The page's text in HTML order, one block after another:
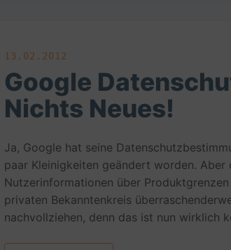
13.02.2012
Google
Nichts Neues!
Ja, Google hat seine
paar Kleinigkeiten geändert worden.
Nutzerinformationen über
privaten Bekanntenkreis
nachvollziehen, denn das ist nun wirklich